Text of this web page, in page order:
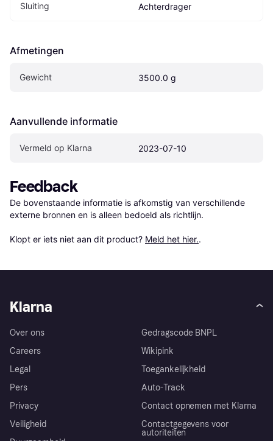
Sluiting Achterdrager
Afmetingen
Gewicht 3500.0 g
Aanvullende informatie
Vermeld op Klarna 2023-07-10
Feedback
De bovenstaande informatie is afkomstig van verschillende
externe bronnen en is alleen bedoeld als richtlijn.
Klopt er iets niet aan dit product? Meld het hier..
Klarna
Over ons
Careers
Legal
Pers
Privacy
Veiligheid
Gedragscode BNPL
Wikipink
Toegankelijkheid
Auto-Track
Contact opnemen met Klarna
Contactgegevens voor
autoriteiten